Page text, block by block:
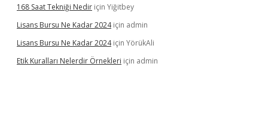
168 Saat Tekniği Nedir için Yiğitbey
Lisans Bursu Ne Kadar 2024için admin
Lisans Bursu Ne Kadar 2024için YörükAli
Etik Kuralları Nelerdir Örnekleri için admin